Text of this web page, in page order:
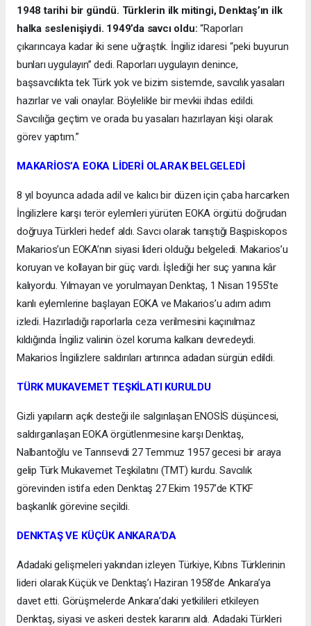
1948 tarihi bir gündü. Türklerin ilk mitingi, Denktaş’ın ilk
halka seslenişiydi. 1949’da savcı oldu:“Raporları
çıkarıncaya kadar iki sene uğraştık. İngiliz idaresi “peki buyurun
bunları uygulayın” dedi. Raporları uygulayın denince,
başsavcılıkta tek Türk yok ve bizim sistemde, savcılık yasaları
hazırlar ve vali onaylar. Böylelikle bir mevkii ihdas edildi.
Savcılığa geçtim ve orada bu yasaları hazırlayan kişi olarak
görev yaptım.”
MAKARİOS’A EOKA LİDERİ OLARAK BELGELEDİ
8 yıl boyunca adada adil ve kalıcı bir düzen için çaba harcarken
İngilizlere karşı terör eylemleri yürüten EOKA örgütü doğrudan
doğruya Türkleri hedef aldı. Savcı olarak tanıştığı Başpiskopos
Makarios’un EOKA’nın siyasi lideri olduğu belgeledi. Makarios’u
koruyan ve kollayan bir güç vardı. İşlediği her suç yanına kâr
kalıyordu. Yılmayan ve yorulmayan Denktaş, 1 Nisan 1955’te
kanlı eylemlerine başlayan EOKA ve Makarios’u adım adım
izledi. Hazırladığı raporlarla ceza verilmesini kaçınılmaz
kıldığında İngiliz valinin özel koruma kalkanı devredeydi.
Makarios İngilizlere saldırıları artırınca adadan sürgün edildi.
TÜRK MUKAVEMET TEŞKİLATI KURULDU
Gizli yapıların açık desteği ile salgınlaşan ENOSİS düşüncesi,
saldırganlaşan EOKA örgütlenmesine karşı Denktaş,
Nalbantoğlu ve Tanrısevdi 27 Temmuz 1957 gecesi bir araya
gelip Türk Mukavemet Teşkilatını (TMT) kurdu. Savcılık
görevinden istifa eden Denktaş 27 Ekim 1957’de KTKF
başkanlık görevine seçildi.
DENKTAŞ VE KÜÇÜK ANKARA’DA
Adadaki gelişmeleri yakından izleyen Türkiye, Kıbrıs Türklerinin
lideri olarak Küçük ve Denktaş’ı Haziran 1958’de Ankara’ya
davet etti. Görüşmelerde Ankara’daki yetkilileri etkileyen
Denktaş, siyasi ve askeri destek kararını aldı. Adadaki Türkleri